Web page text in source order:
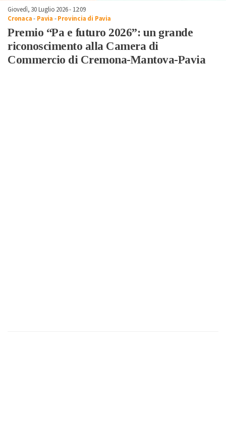
Giovedì, 30 Luglio 2026 - 12:09
Cronaca- Pavia -Provincia di Pavia
Premio “Pa e futuro 2026”: un grande
riconoscimento alla Camera di
Commercio di Cremona-Mantova-Pavia